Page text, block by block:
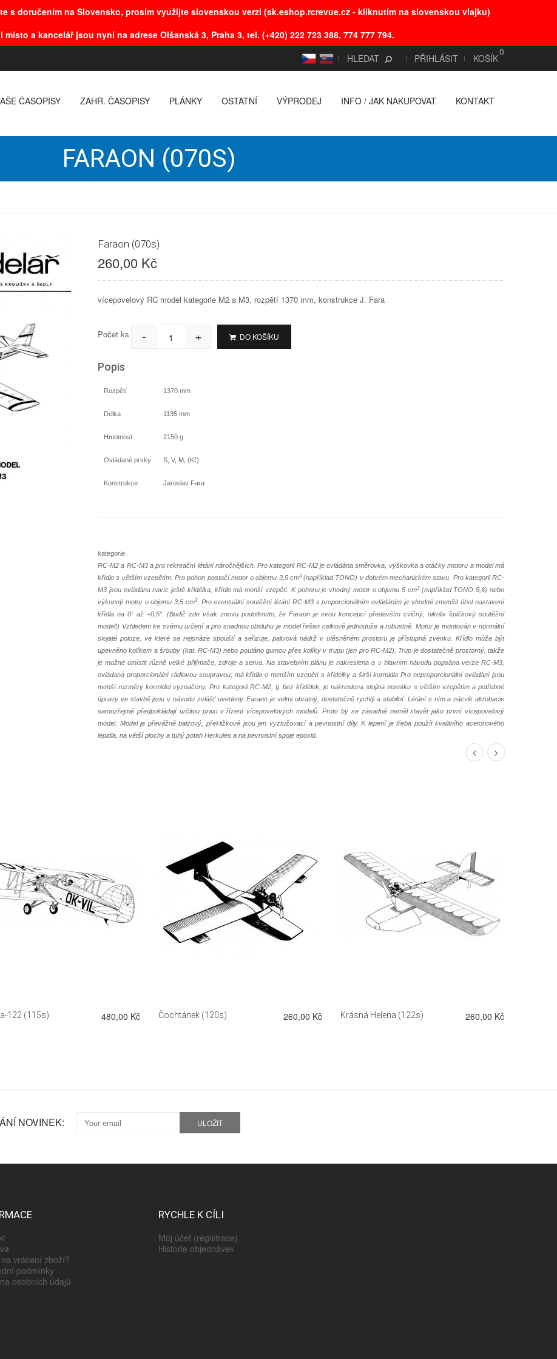
s doručením na Slovensko, prosím využijte slovenskou verzi (sk.eshop.rcrevue.cz - kliknutím na slovenskou vlajku)
místo a kancelář jsou nyní na adrese Olšanská 3, Praha 3, tel. (+420) 222 723 388, 774 777 794.
CS SK HLEDAT PŘIHLÁSIT KOŠÍK
0
ČASOPISY ZAHR. ČASOPISY PLÁNKY OSTATNÍ VÝPRODEJ INFO / JAK NAKUPOVAT KONTAKT
FARAON (070S)
Faraon (070s)
260,00 Kč
vícepovelový RC model kategorie M2 a M3, rozpětí 1370 mm, konstrukce J. Fara
Počet ks - + DO KOŠÍKU
Popis
Rozpětí 1370 mm
Délka 1135 mm
Hmotnost 2150 g
Ovládané prvky S, V, M, (Kř)
Konstrukce Jaroslav Fara
kategorie
RC-M2 a RC-M3 a pro rekreační létání náročnějších. Pro kategorii RC-M2 je ovládána směrovka, výškovka a otáčky motoru a model má
křídlo s větším vzepětím. Pro pohon postačí motor o objemu 3,5 cm3(například TONO) v dobrém mechanickém stavu. Pro kategorii RC-
M3 jsou ovládána navíc ještě křidélka, křídlo má menší vzepětí. K pohonu je vhodný motor o objemu 5 cm3(například TONO 5,6) nebo
výkonný motor o objemu 3,5 cm3. Pro eventuální soutěžní létání RC-M3 s proporcionálním ovládáním je vhodné zmenšit úhel nastavení
křídla na 0° až +0,5°. (Budiž zde však znovu podotknuto, že Faraon je svou koncepcí především cvičný, nikoliv špičkový soutěžní
model!) Vzhledem ke svému určení a pro snadnou obsluhu je model řešen celkově jednoduše a robustně. Motor je montován v normální
stojaté poloze, ve které se nejsnáze spouští a seřizuje, palivová nádrž v utěsněném prostoru je přístupná zvenku. Křídlo může být
upevněno kolíkem a šrouby (kat. RC-M3) nebo poutáno gumou přes kolíky v trupu (jen pro RC-M2). Trup je dostatečně prostorný, takže
je možné umístit různě velké přijímače, zdroje a serva. Na stavebním plánu je nakreslena a v hlavním návodu popsána verze RC-M3,
ovládaná proporcionální rádiovou soupravou; má křídlo o menším vzepětí s křidélky a širší kormidla Pro neproporcionální ovládání jsou
menší rozměry kormidel vyznačeny. Pro kategorii RC-M2, tj. bez křidélek, je nakreslena stojina nosníku s větším vzepětím a potřebné
úpravy ve stavbě jsou v návodu zvlášť uvedeny. Faraon je velmi obratný, dostatečně rychlý a stabilní. Létání s ním a nácvik akrobacie
samozřejmě předpokládají určitou praxi v řízení vícepovelových modelů. Proto by se zásadně neměl stavět jako první vícepovelový
model. Model je převážně balzový, překližkové jsou jen vyztužovací a pevnostní díly. K lepení je třeba použít kvalitního acetonového
lepidla, na větší plochy a tuhý potah Herkules a na pevnostní spoje epoxid.
122 (115s) 480,00 Kč
DETAIL
Čochtánek (120s) 260,00 Kč
DETAIL
Krásná Helena (122s) 260,00 Kč
DETAIL
NOVINEK: ULOŽIT
na vrácení zboží?
podmínky
osobních údajů
RYCHLE K CÍLI
Můj účet (registrace)
Historie objednávek